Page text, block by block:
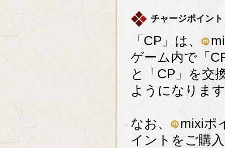
チャージポイン
「CP」は、
ゲーム内で「
と「CP」を交
ようになりま
なお、
mixiポ
イントをご購